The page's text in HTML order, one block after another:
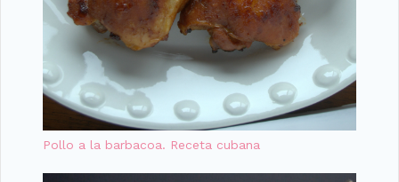
Pollo a la barbacoa. Receta cubana